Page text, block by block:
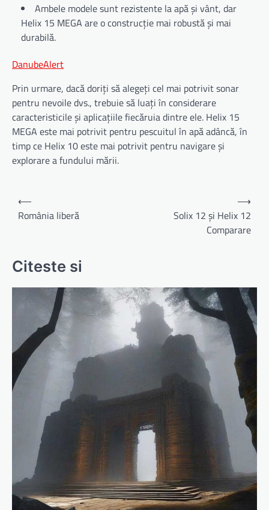
Ambele modele sunt rezistente la apă și vânt, dar
Helix 15 MEGA are o construcție mai robustă și mai
durabilă.
DanubeAlert
Prin urmare, dacă doriți să alegeți cel mai potrivit sonar
pentru nevoile dvs., trebuie să luați în considerare
caracteristicile și aplicațiile fiecăruia dintre ele. Helix 15
MEGA este mai potrivit pentru pescuitul în apă adâncă, în
timp ce Helix 10 este mai potrivit pentru navigare și
explorare a fundului mării.
Navigare
în
⟵
România liberă
Solix 12 și Helix 12
Comparare
⟶
Citeste si